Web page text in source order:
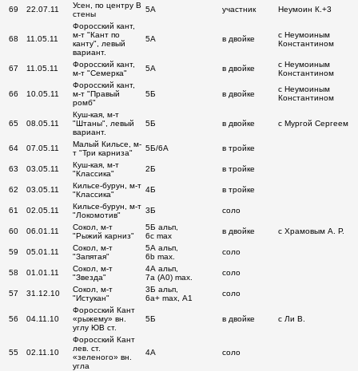
69 22.07.11
Усен, по центру В
стены
5А участник Неумоин К.+3
68 11.05.11
Форосский кант,
м-т "Кант по
канту", левый
вариант.
5А в двойке
с Неумоиным
Константином
67 11.05.11
Форосский кант,
м-т "Семерка"
5А в двойке
с Неумоиным
Константином
66 10.05.11
Форосский кант,
м-т "Правый
ромб"
5Б в двойке
с Неумоиным
Константином
65 08.05.11
Куш-кая, м-т
"Штаны", левый
вариант.
5Б в двойке с Мургой Сергеем
64 07.05.11
Малый Кильсе, м-
т "Три карниза"
5Б/6A в тройке
63 03.05.11
Куш-кая, м-т
"Классика"
2Б в тройке
62 03.05.11
Кильсе-бурун, м-т
"Классика"
4Б в тройке
61 02.05.11
Кильсе-бурун, м-т
"Локомотив"
3Б соло
60 06.01.11
Сокол, м-т
"Рыжий карниз"
5Б альп,
6с max
в двойке с Храмовым А. Р.
59 05.01.11
Сокол, м-т
"Запятая"
5А альп,
6b max.
соло
58 01.01.11
Сокол, м-т
"Звезда"
4А альп,
7а (А0) max.
соло
57 31.12.10
Сокол, м-т
"Истукан"
3Б альп,
6а+ max, А1
соло
56 04.11.10
Форосский Кант
«рыжему» вн.
углу ЮВ ст.
5Б в двойке с Ли В.
55 02.11.10
Форосский Кант
лев. ст.
«зеленого» вн.
угла
4А соло